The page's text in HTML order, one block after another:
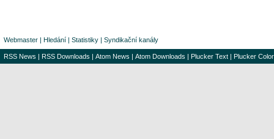
Webmaster | Hledání | Statistiky | Syndikační kanály
RSS News | RSS Downloads | Atom News | Atom Downloads | Plucker Text | Plucker Color